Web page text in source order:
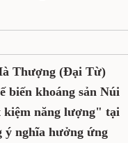
Thượng (Đại Từ)
biến khoáng sản Núi
kiệm năng lượng" tại
ý nghĩa hưởng ứng